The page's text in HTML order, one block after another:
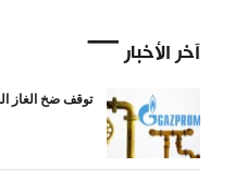
آخر الأخبار
توقف ضخ الغاز